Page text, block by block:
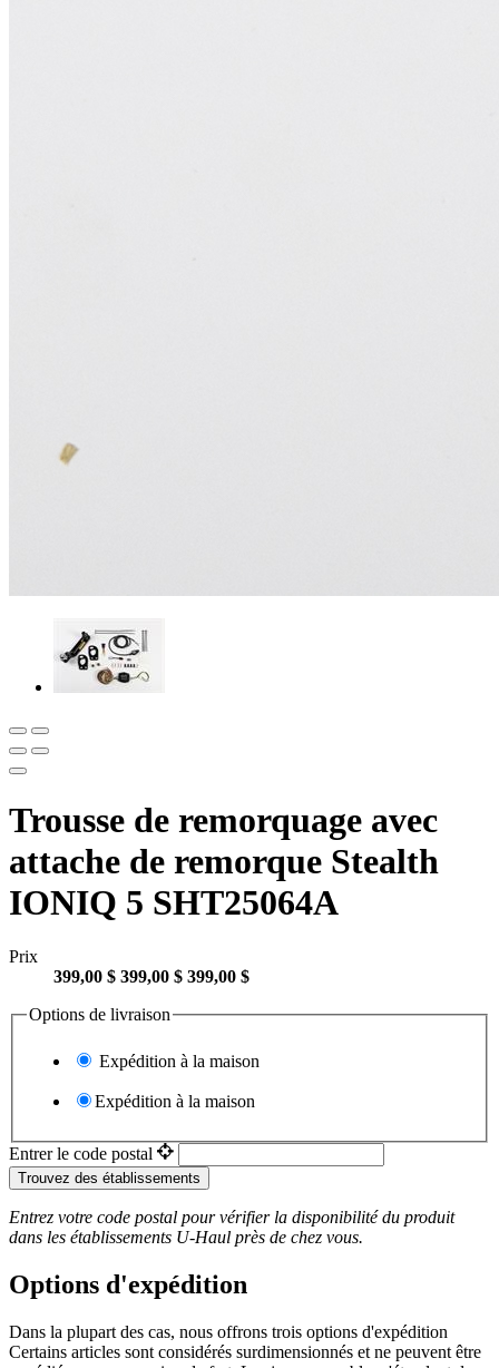
Trousse de remorquage avec
attache de remorque Stealth
IONIQ 5 SHT25064A
Prix
399,00 $ 399,00 $ 399,00 $
Options de livraison
Expédition à la maison
Expédition à la maison
Entrer le code postal
Trouvez des établissements
Entrez votre code postal pour vérifier la disponibilité du produit
dans les établissements U-Haul près de chez vous.
Options d'expédition
Dans la plupart des cas, nous offrons trois options d'expédition
Certains articles sont considérés surdimensionnés et ne peuvent être